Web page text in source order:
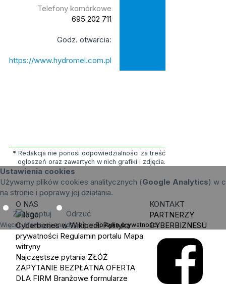
Telefony komórkowe
695 202 711
Godz. otwarcia:
https://www.hydromel.com.pl
* Redakcja nie ponosi odpowiedzialności za treść
ogłoszeń oraz zawartych w nich grafiki i zdjęcia.
Ustawienia cookies
Używamy plików cookies analitycznych (Google Analytics) w
na stronie i poprawy jej działania.
Zaakceptuj Odrzuć
Więcej informacji znajdziesz wPolityka prywatności.
O NAS
Cyberbiznes w Wikipedii Polityka
prywatności Regulamin portalu Mapa
witryny
Najczęstsze pytania ZŁÓŻ
ZAPYTANIE BEZPŁATNA OFERTA
DLA FIRM Branżowe formularze
KONTAKT
PARTNERZY
CYBERBIZNESU